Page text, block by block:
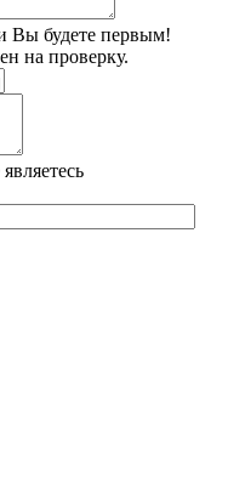
Вы будете первым!
на проверку.